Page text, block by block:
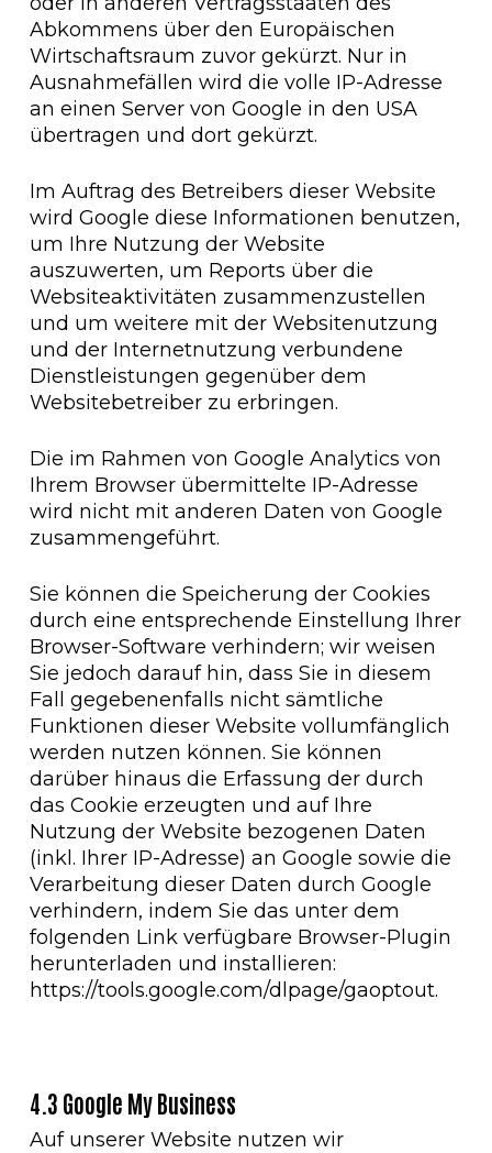
Abkommens über den Europäischen
Wirtschaftsraum zuvor gekürzt. Nur in
Ausnahmefällen wird die volle IP-Adresse
an einen Server von Google in den USA
übertragen und dort gekürzt.
Im Auftrag des Betreibers dieser Website
wird Google diese Informationen benutzen,
um Ihre Nutzung der Website
auszuwerten, um Reports über die
Websiteaktivitäten zusammenzustellen
und um weitere mit der Websitenutzung
und der Internetnutzung verbundene
Dienstleistungen gegenüber dem
Websitebetreiber zu erbringen.
Die im Rahmen von Google Analytics von
Ihrem Browser übermittelte IP-Adresse
wird nicht mit anderen Daten von Google
zusammengeführt.
Sie können die Speicherung der Cookies
durch eine entsprechende Einstellung Ihrer
Browser-Software verhindern; wir weisen
Sie jedoch darauf hin, dass Sie in diesem
Fall gegebenenfalls nicht sämtliche
Funktionen dieser Website vollumfänglich
werden nutzen können. Sie können
darüber hinaus die Erfassung der durch
das Cookie erzeugten und auf Ihre
Nutzung der Website bezogenen Daten
(inkl. Ihrer IP-Adresse) an Google sowie die
Verarbeitung dieser Daten durch Google
verhindern, indem Sie das unter dem
folgenden Link verfügbare Browser-Plugin
herunterladen und installieren:
https://tools.google.com/dlpage/gaoptout.
4.3 Google My Business
Auf unserer Website nutzen wir